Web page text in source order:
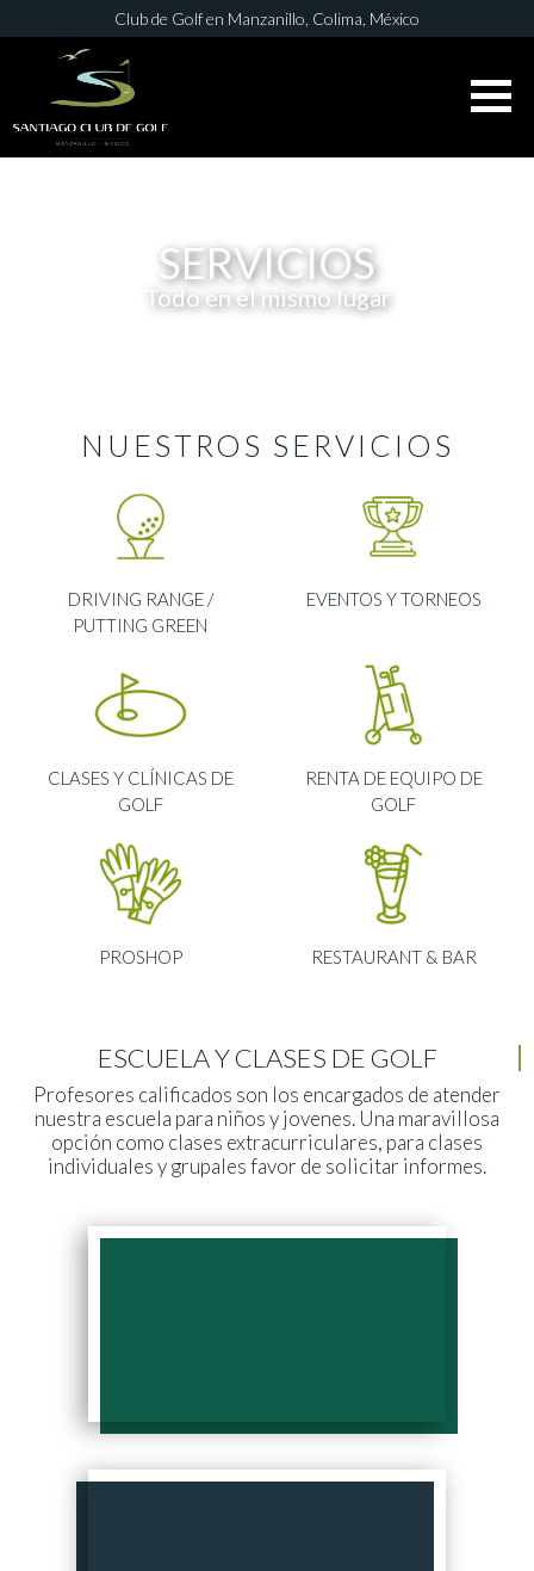
Club de Golf en Manzanillo, Colima, México
OFICINA 314 335 1907
SERVICIOS
Todo en el mismo lugar
NUESTROS SERVICIOS
DRIVING RANGE /
PUTTING GREEN
EVENTOS Y TORNEOS
CLASES Y CLÍNICAS DE
GOLF
RENTA DE EQUIPO DE
GOLF
PROSHOP RESTAURANT & BAR
ESCUELA Y CLASES DE GOLF
Profesores calificados son los encargados de atender
nuestra escuela para niños y jovenes. Una maravillosa
opción como clases extracurriculares, para clases
individuales y grupales favor de solicitar informes.